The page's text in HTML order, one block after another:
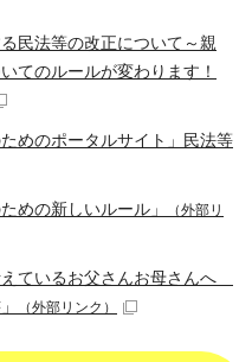
民法等の改正について～親
てのルールが変わります！
めのポータルサイト」民法等
めの新しいルール」
（外部リ
ているお父さんお母さんへ
（外部リンク）